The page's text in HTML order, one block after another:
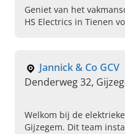
Geniet van het
HS Electrics in Tienen
Jannick & Co GCV
Denderweg 32,
Welkom bij de
Gijzegem. Dit team